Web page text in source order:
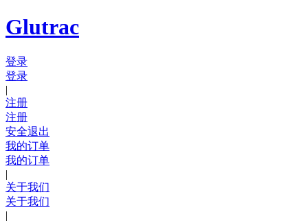
Glutrac
登录
登录
|
注册
注册
安全退出
我的订单
我的订单
|
关于我们
关于我们
|